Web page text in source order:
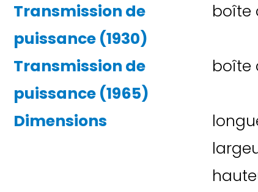
Transmission de
puissance (1930)
boîte
Transmission de
puissance (1965)
boîte
Dimensions